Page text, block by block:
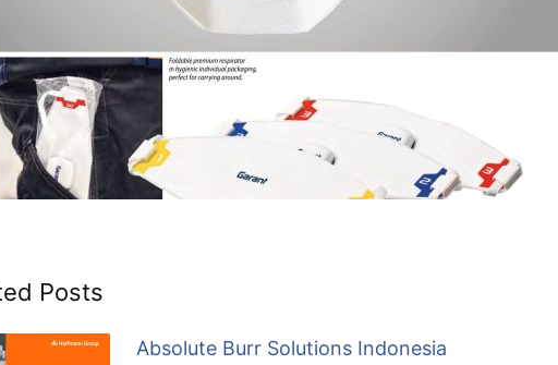
Posts
Absolute Burr Solutions Indonesia